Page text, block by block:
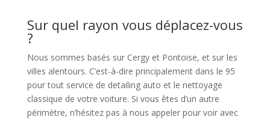
Sur quel rayon vous déplacez-vous
?
Nous sommes basés sur Cergy et Pontoise, et sur les
villes alentours. C’est-à-dire principalement dans le 95
pour tout service de detailing auto et le nettoyage
classique de votre voiture. Si vous êtes d’un autre
périmètre, n’hésitez pas à nous appeler pour voir avec